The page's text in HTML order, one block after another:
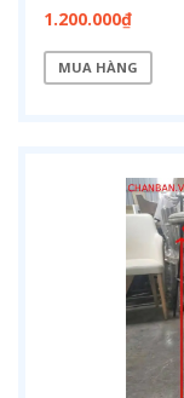
1.200.000₫
MUA HÀNG